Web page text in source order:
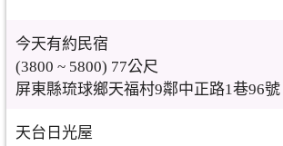
今天有約民宿
(3800 ~ 5800) 77公尺
屏東縣琉球鄉天福村9鄰中正路1巷96號
天台日光屋